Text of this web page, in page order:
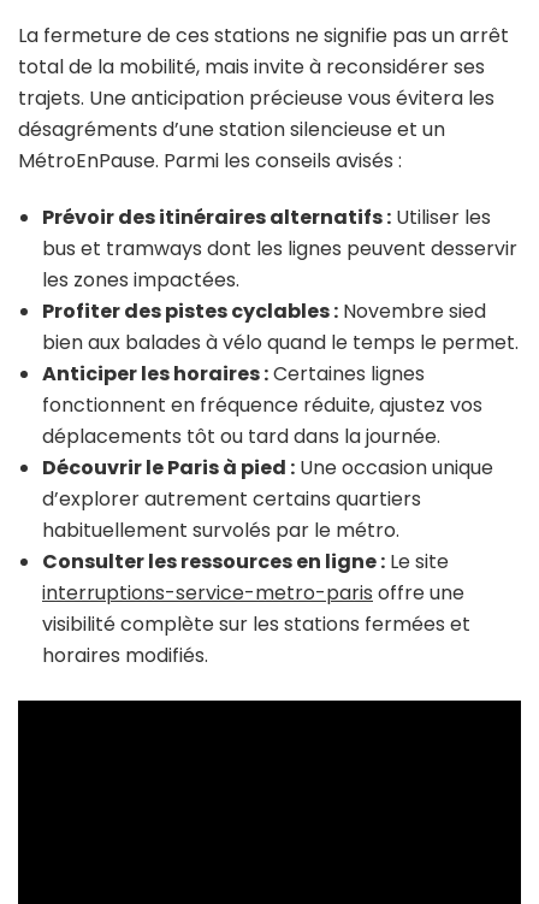
La fermeture de ces stations ne signifie pas un arrêt
total de la mobilité, mais invite à reconsidérer ses
trajets. Une anticipation précieuse vous évitera les
désagréments d’une station silencieuse et un
MétroEnPause. Parmi les conseils avisés :
Prévoir des itinéraires alternatifs : Utiliser les
bus et tramways dont les lignes peuvent desservir
les zones impactées.
Profiter des pistes cyclables : Novembre sied
bien aux balades à vélo quand le temps le permet.
Anticiper les horaires :Certaines lignes
fonctionnent en fréquence réduite, ajustez vos
déplacements tôt ou tard dans la journée.
Découvrir le Paris à pied : Une occasion unique
d’explorer autrement certains quartiers
habituellement survolés par le métro.
Consulter les ressources en ligne : Le site
interruptions-service-metro-paris offre une
visibilité complète sur les stations fermées et
horaires modifiés.